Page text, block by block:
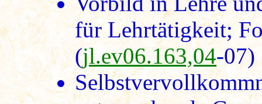
für Lehrtätigkeit;
(jl.ev06.163,04-07)